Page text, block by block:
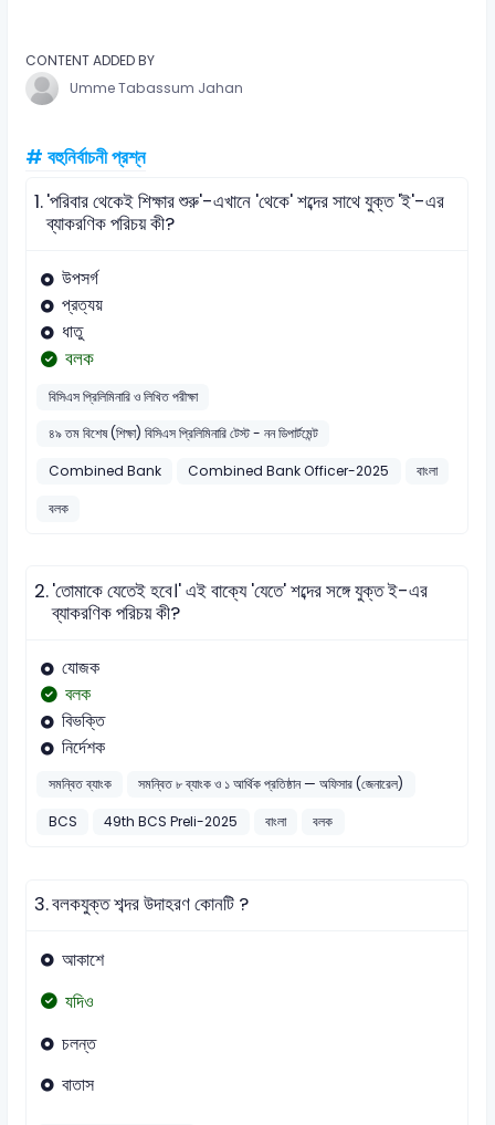
CONTENT ADDED BY
Umme Tabassum Jahan
# বহুনির্বাচনী প্রশ্ন
1.'পরিবার থেকেই শিক্ষার শুরু'-এখানে 'থেকে' শব্দের সাথে যুক্ত 'ই'-এর
ব্যাকরণিক পরিচয় কী?
উপসর্গ
প্রত্যয়
ধাতু
বলক
বিসিএস প্রিলিমিনারি ও লিখিত পরীক্ষা
৪৯ তম বিশেষ (শিক্ষা) বিসিএস প্রিলিমিনারি টেস্ট - নন ডিপার্টমেন্ট
Combined Bank
Combined Bank Officer-2025
বাংলা
বলক
2.'তোমাকে যেতেই হবে।' এই বাক্যে 'যেতে' শব্দের সঙ্গে যুক্ত ই-এর
ব্যাকরণিক পরিচয় কী?
যোজক
বলক
বিভক্তি
নির্দেশক
সমন্বিত ব্যাংক
সমন্বিত ৮ ব্যাংক ও ১ আর্থিক প্রতিষ্ঠান — অফিসার (জেনারেল)
BCS
49th BCS Preli-2025 বাংলা বলক
3.বলকযুক্ত শব্দর উদাহরণ কোনটি ?
আকাশে
যদিও
চলন্ত
বাতাস